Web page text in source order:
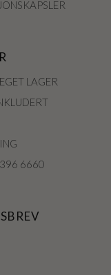
LAGER
6660